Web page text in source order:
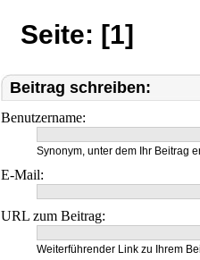
Seite: [1]
Beitrag schreiben:
Benutzername:
Synonym, unter dem Ihr Beitrag
E-Mail:
URL zum Beitrag:
Weiterführender Link zu Ihrem